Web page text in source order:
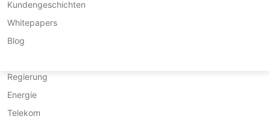
Download Unterstützung
Job-Orchestrierung
Workload-Mobilität
V2V-Migration
P2P-Migration
C2C-Migration
C2V-Migration
H3C CAS/UIS
ZStack
Sangfor HCI
Huawei FusionCompute
Red Hat Virtualization
Oracle OLVM
Live-Demo
Kundengeschichten
IT Dienstleistungen
Regierung
Energie
Telekom
Partner-Portal-Anmeldung
Kundengeschichten
Whitepapers
Blog
Alternative dazu finden, um die
Datensicherheit zu erhöhen.